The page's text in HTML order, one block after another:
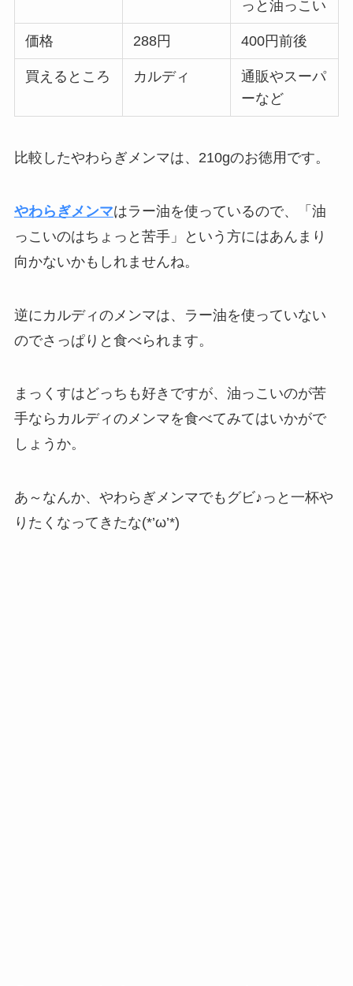
っと油っこい
価格 288円 400円前後
買えるところ カルディ
通販やスーパ
ーなど
比較したやわらぎメンマは、210gのお徳用です。
やわらぎメンマはラー油を使っているので、「油
っこいのはちょっと苦手」という方にはあんまり
向かないかもしれませんね。
逆にカルディのメンマは、ラー油を使っていない
のでさっぱりと食べられます。
まっくすはどっちも好きですが、油っこいのが苦
手ならカルディのメンマを食べてみてはいかがで
しょうか。
あ～なんか、やわらぎメンマでもグビ♪っと一杯や
りたくなってきたな(*’ω’*)